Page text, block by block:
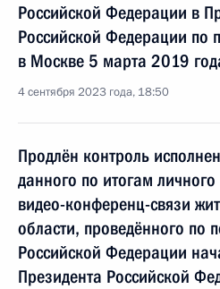
Российской Федерации в
Российской Федерации по
в Москве 5 марта 2019
4 сентября 2023 года, 18:50
Продлён контроль
данного по итогам
видео-конференц-связи
области, проведённого по
Российской Федерации
Президента Российской